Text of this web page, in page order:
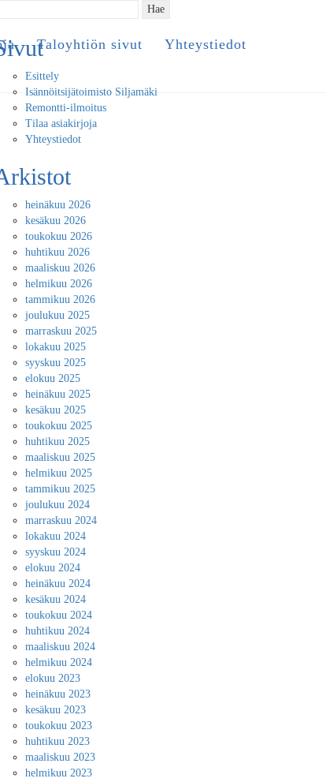
Taloyhtiön sivut Yhteystiedot
Esittely
Isännöitsijätoimisto Siljamäki
Remontti-ilmoitus
Tilaa asiakirjoja
Yhteystiedot
heinäkuu 2026
kesäkuu 2026
toukokuu 2026
huhtikuu 2026
maaliskuu 2026
helmikuu 2026
tammikuu 2026
joulukuu 2025
marraskuu 2025
lokakuu 2025
syyskuu 2025
elokuu 2025
heinäkuu 2025
kesäkuu 2025
toukokuu 2025
huhtikuu 2025
maaliskuu 2025
helmikuu 2025
tammikuu 2025
joulukuu 2024
marraskuu 2024
lokakuu 2024
syyskuu 2024
elokuu 2024
heinäkuu 2024
kesäkuu 2024
toukokuu 2024
huhtikuu 2024
maaliskuu 2024
helmikuu 2024
elokuu 2023
heinäkuu 2023
kesäkuu 2023
toukokuu 2023
huhtikuu 2023
maaliskuu 2023
helmikuu 2023